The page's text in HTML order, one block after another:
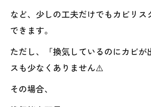
など、少しの工夫だけでもカビリ
できます。
ただし、「換気しているのにカビが
スも少なくありません⚠️
その場合、